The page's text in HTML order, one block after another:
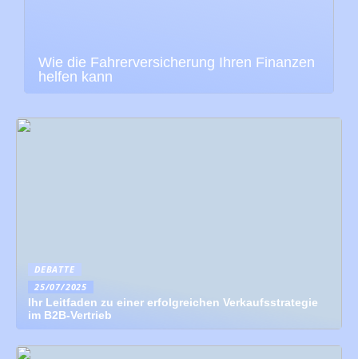
Wie die Fahrerversicherung Ihren Finanzen
helfen kann
DEBATTE
25/07/2025
Ihr Leitfaden zu einer erfolgreichen Verkaufsstrategie
im B2B-Vertrieb